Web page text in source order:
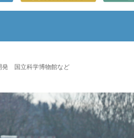
発 国立科学博物館など